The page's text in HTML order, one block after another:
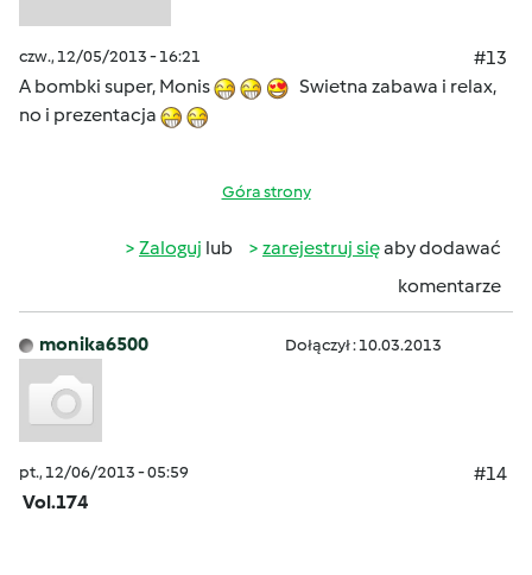
czw., 12/05/2013 - 16:21
#13
A bombki super, Monis
Swietna zabawa i relax,
no i prezentacja
Góra strony
Zaloguj lub zarejestruj sięaby dodawać
komentarze
monika6500 Dołączył : 10.03.2013
pt., 12/06/2013 - 05:59
#14
Vol.174